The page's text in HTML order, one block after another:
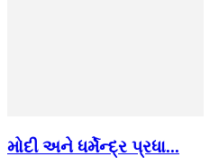
મોદી અને ધર્મેન્દ્ર પ્રધા...